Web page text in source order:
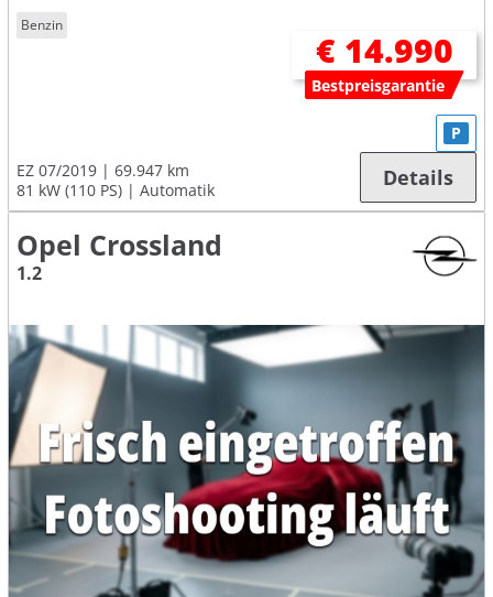
Benzin
€ 14.990
Bestpreisgarantie
EZ 07/2019
69.947 km
81 kW (110 PS)
Automatik
P
Details
Opel Crossland
1.2